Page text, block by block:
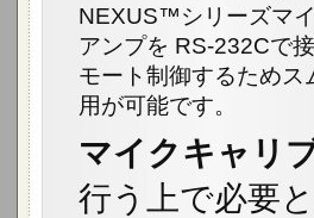
NEXUS™シリーズマ
アンプを RS-232Cで
モート制御するためス
用が可能です。
マイクキャリ
行う上で必要